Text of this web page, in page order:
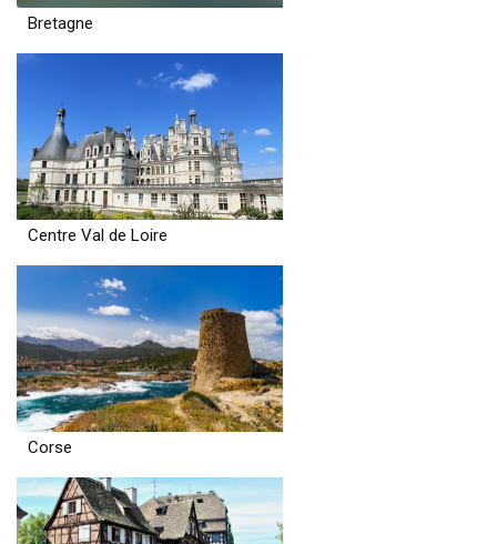
Bretagne
Centre Val de Loire
Corse